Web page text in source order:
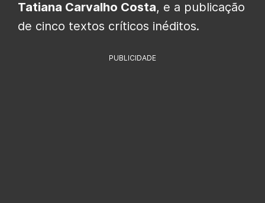
Tatiana Carvalho Costa, e a publicação
de cinco textos críticos inéditos.
PUBLICIDADE